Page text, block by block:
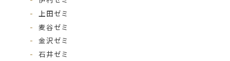
上田ゼミ
麦谷ゼミ
金沢ゼミ
石井ゼミ